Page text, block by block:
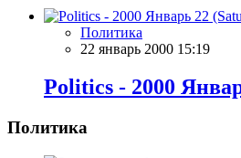
Политика
22 январь 2000 15:19
Politics - 2000
Политика